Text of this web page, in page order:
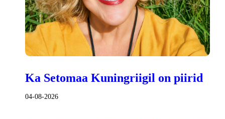
Ka Setomaa Kuningriigil on piirid
04-08-2026